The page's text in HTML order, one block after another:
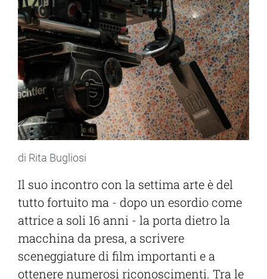
di Rita Bugliosi
Il suo incontro con la settima arte è del
tutto fortuito ma - dopo un esordio come
attrice a soli 16 anni - la porta dietro la
macchina da presa, a scrivere
sceneggiature di film importanti e a
ottenere numerosi riconoscimenti. Tra le